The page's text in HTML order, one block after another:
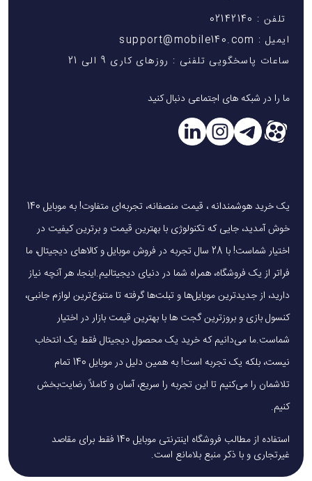
تلفن : 02142140
ایمیل : support@mobile140.com
ساعات پاسخگویی تلفنی : روزهای کاری 9 الی 21
ما را در شبکه های اجتماعی دنبال کنید
یک خرید هوشمندانه ، قیمت منصفانه، تجربه‌ای متفاوت! به موبایل 140
خوش آمدید، جایی که تکنولوژی با بهترین قیمت و برترین کیفیت در
اختیار شماست! با 28 سال تجربه در فروش موبایل و کالاهای دیجیتال، ما
فراتر از یک فروشگاه، همراه شما در دنیای دیجیتالیم.اینجا، هر آنچه نیاز
دارید، از جدیدترین موبایل‌ها و تبلت‌ها گرفته تا متنوع‌ترین لوازم جانبی،
کنسول بازی و بروزترین گجت ها با بهترین قیمت بازار در اختیار
شماست.ما می‌دانیم که خرید یک محصول دیجیتال فقط یک انتخاب
نیست، بلکه یک تجربه است! به همین دلیل در موبایل 140 تمام
تلاشمان را می‌کنیم تا این تجربه را سریع، آسان و کاملاً رضایت‌بخش
کنیم.
استفاده از مطالب فروشگاه اینترنتی موبایل 140 فقط برای مقاصد
غیرتجاری و با ذکر منبع بلامانع است.